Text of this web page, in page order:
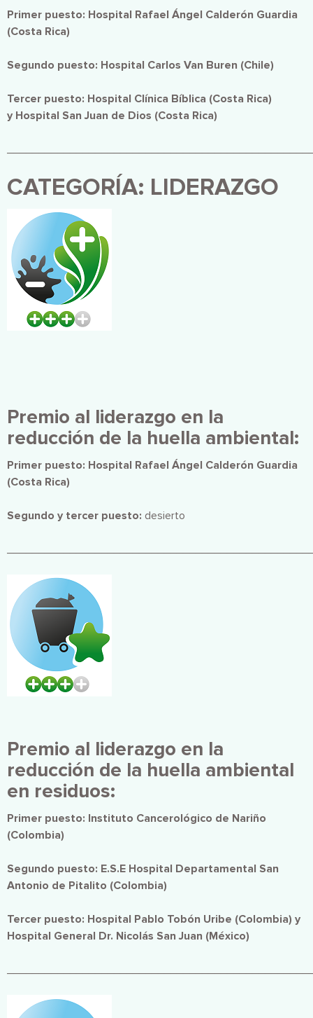
Primer puesto: Hospital Rafael Ángel Calderón Guardia
(Costa Rica)
Segundo puesto: Hospital Carlos Van Buren (Chile)
Tercer puesto: Hospital Clínica Bíblica (Costa Rica)
y Hospital San Juan de Dios (Costa Rica)
CATEGORÍA: LIDERAZGO
Imagen
Premio al liderazgo en la
reducción de la huella ambiental:
Primer puesto: Hospital Rafael Ángel Calderón Guardia
(Costa Rica)
Segundo y tercer puesto: desierto
Imagen
Premio al liderazgo en la
reducción de la huella ambiental
en residuos:
Primer puesto: Instituto Cancerológico de Nariño
(Colombia)
Segundo puesto: E.S.E Hospital Departamental San
Antonio de Pitalito (Colombia)
Tercer puesto: Hospital Pablo Tobón Uribe (Colombia) y
Hospital General Dr. Nicolás San Juan (México)
Imagen